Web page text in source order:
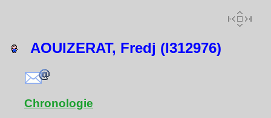
AOUIZERAT, Fredj (I312976)
Chronologie